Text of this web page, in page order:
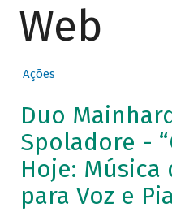
Web
Ações
Duo
Spoladore -
Hoje: Música
para Voz e